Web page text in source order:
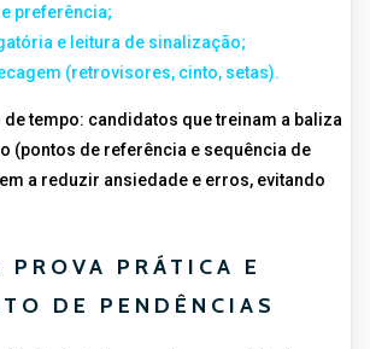
preferência;
e leitura de sinalização;
(retrovisores, cinto, setas).
de tempo: candidatos que treinam a baliza
(pontos de referência e sequência de
a reduzir ansiedade e erros, evitando
PROVA PRÁTICA E
DE PENDÊNCIAS